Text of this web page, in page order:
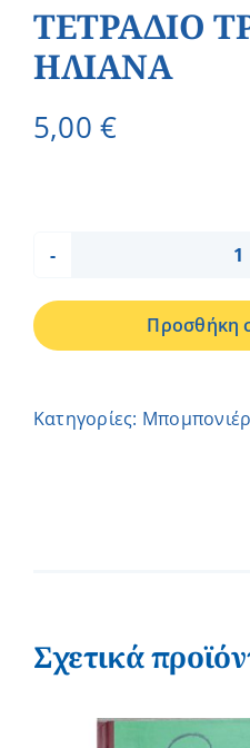
ΤΕΤΡΑΔΙΟ
ΗΛΙΑΝΑ
5,00€
-
Προσθήκη
Κατηγορίες:
Σχετικά